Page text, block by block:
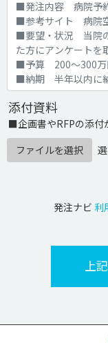
添付資料
■企画書やRFPの添付
ファイルを選択
発注ナビ 利